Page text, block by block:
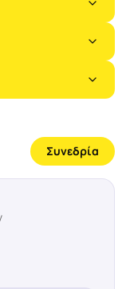
Συνεδρία